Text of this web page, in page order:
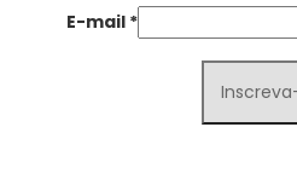
E-mail *